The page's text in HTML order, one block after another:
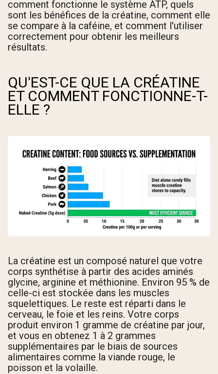
comment fonctionne le système ATP, quels
sont les bénéfices de la créatine, comment elle
se compare à la caféine, et comment l'utiliser
correctement pour obtenir les meilleurs
résultats.
QU'EST-CE QUE LA CRÉATINE
ET COMMENT FONCTIONNE-T-
ELLE ?
La créatine est un composé naturel que votre
corps synthétise à partir des acides aminés
glycine, arginine et méthionine. Environ 95 % de
celle-ci est stockée dans les muscles
squelettiques. Le reste est réparti dans le
cerveau, le foie et les reins. Votre corps
produit environ 1 gramme de créatine par jour,
et vous en obtenez 1 à 2 grammes
supplémentaires par le biais de sources
alimentaires comme la viande rouge, le
poisson et la volaille.